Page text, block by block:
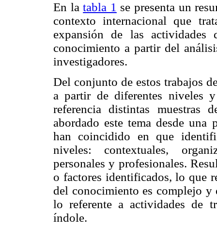
En latabla 1 se presenta un
contexto internacional que
expansión de las actividades
conocimiento a partir del
investigadores.
Del conjunto de estos trabajos
a partir de diferentes niveles
referencia distintas muestras
abordado este tema desde una
han coincidido en que
niveles: contextuales,
personales y profesionales.
o factores identificados, lo que
del conocimiento es complejo y
lo referente a actividades de
índole.